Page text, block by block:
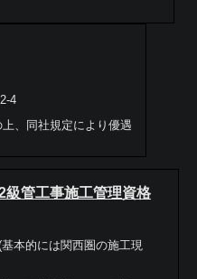
4
、同社規定により優遇
級管工事施工管理資格
本的には関西圏の施工現